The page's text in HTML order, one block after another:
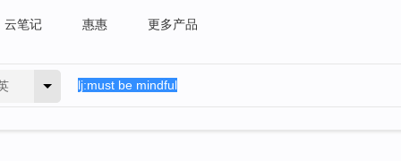
云笔记 惠惠 更多产品